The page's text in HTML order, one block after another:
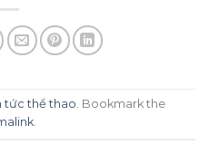
tức thể thao. Bookmark the
.